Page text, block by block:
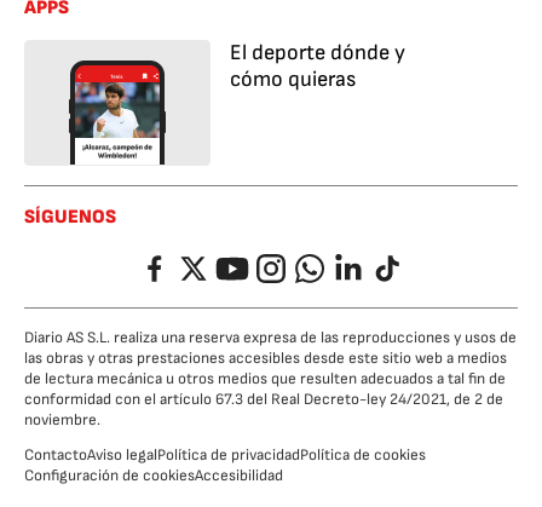
APPS
El deporte dónde y
cómo quieras
SÍGUENOS
FacebookTwitterYouTubeInstagramWhatsappLinkedIn
TikTok
Diario AS S.L. realiza una reserva expresa de las reproducciones y usos de
las obras y otras prestaciones accesibles desde este sitio web a medios
de lectura mecánica u otros medios que resulten adecuados a tal fin de
conformidad con el artículo 67.3 del Real Decreto-ley 24/2021, de 2 de
noviembre.
ContactoAviso legalPolítica de privacidadPolítica de cookies
Configuración de cookiesAccesibilidad